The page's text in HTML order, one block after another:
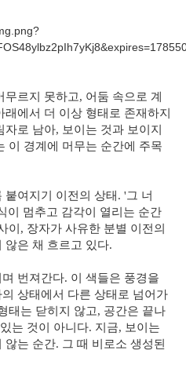
르지 못하고, 어둠 속으로 계
에서 더 이상 형태로 존재하지
로 남아, 보이는 것과 보이지
이 경계에 머무는 순간에 주목
여지기 이전의 상태. '그 너
이 멈추고 감각이 열리는 순간
이, 장자가 사유한 분별 이전의
않은 채 흐르고 있다.
번져간다. 이 색들은 풍경을
상태에서 다른 상태로 넘어가
태는 닫히지 않고, 공간은 끝나
는 것이 아니다. 지금, 보이는
는 순간. 그 때 비로소 생성된